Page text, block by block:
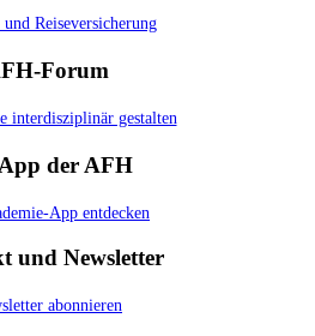
Reiseversicherung
Forum
interdisziplinär gestalten
der AFH
App entdecken
und Newsletter
abonnieren